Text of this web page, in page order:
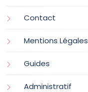
Contact
Mentions Légales
Guides
Administratif